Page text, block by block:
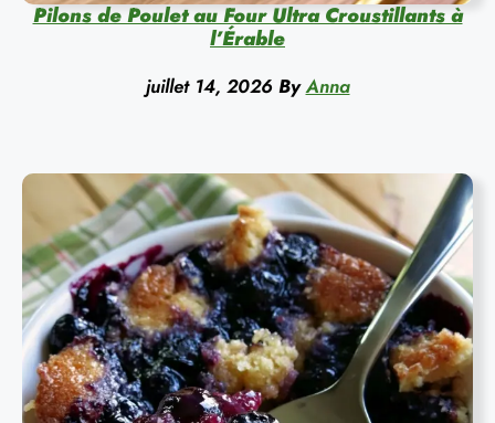
Pilons de Poulet au Four Ultra Croustillants à
l’Érable
juillet 14, 2026 By Anna